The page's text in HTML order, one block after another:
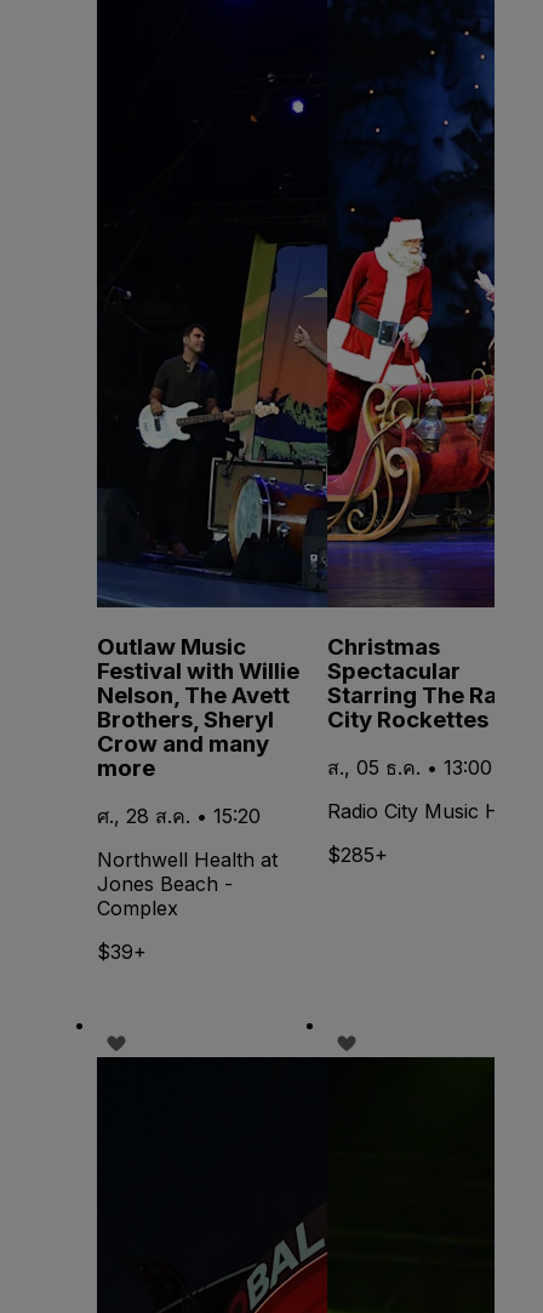
Outlaw Music
Festival with Willie
Nelson, The Avett
Brothers, Sheryl
Crow and many
more
ศ., 28 ส.ค. • 15:20
Northwell Health at
Jones Beach -
Complex
$39+
Christmas
Spectacular
Starring The Radio
City Rockettes
ส., 05 ธ.ค. • 13:00
Radio City Music Hall
$285+